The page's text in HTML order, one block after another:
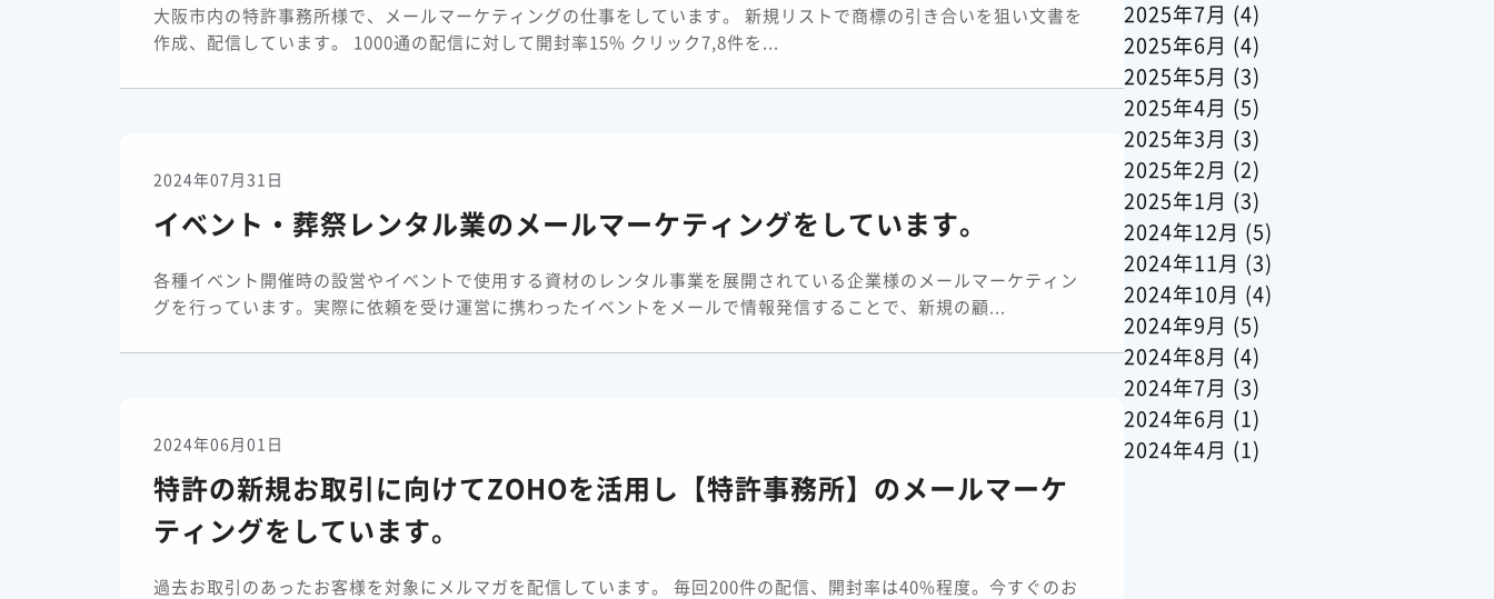
大阪市内の特許事務所様で、メールマーケティングの仕事をしています。 新規リストで商標の引き合いを狙い文書を
作成、配信しています。 1000通の配信に対して開封率15% クリック7,8件を...
2024年07月31日
イベント・葬祭レンタル業のメールマーケティングをしています。
各種イベント開催時の設営やイベントで使用する資材のレンタル事業を展開されている企業様のメールマーケティン
グを行っています。実際に依頼を受け運営に携わったイベントをメールで情報発信することで、新規の顧...
2024年06月01日
特許の新規お取引に向けてZOHOを活用し【特許事務所】のメールマーケ
ティングをしています。
過去お取引のあったお客様を対象にメルマガを配信しています。 毎回200件の配信、開封率は40%程度。今すぐのお
2025年7月 (4)
2025年6月 (4)
2025年5月 (3)
2025年4月 (5)
2025年3月 (3)
2025年2月 (2)
2025年1月 (3)
2024年12月 (5)
2024年11月 (3)
2024年10月 (4)
2024年9月 (5)
2024年8月 (4)
2024年7月 (3)
2024年6月 (1)
2024年4月 (1)